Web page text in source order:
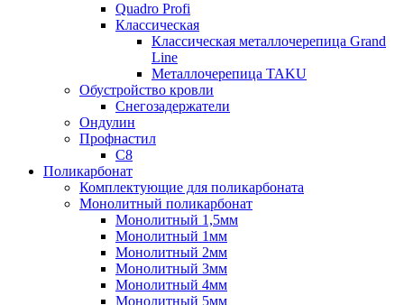
Quadro Profi
Классическая
Классическая металлочерепица Grand
Line
Металлочерепица TAKU
Обустройство кровли
Снегозадержатели
Ондулин
Профнастил
С8
Поликарбонат
Комплектующие для поликарбоната
Монолитный поликарбонат
Монолитный 1,5мм
Монолитный 1мм
Монолитный 2мм
Монолитный 3мм
Монолитный 4мм
Монолитный 5мм